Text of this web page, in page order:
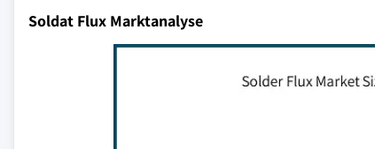
Soldat Flux Marktanalyse